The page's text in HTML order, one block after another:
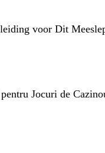
voor Dit
Jocuri de